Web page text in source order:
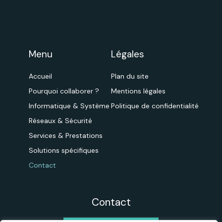
Menu
Accueil
Pourquoi collaborer ?
Informatique & Système
Réseaux & Sécurité
Services & Prestations
Solutions spécifiques
Contact
Légales
Plan du site
Mentions légales
Politique de confidentialité
Contact